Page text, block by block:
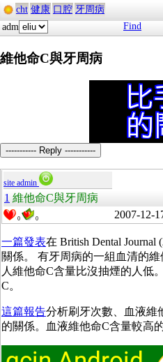
cht 健康 口腔 牙周病
adm
Find
維他命C與牙周病
----------- Reply -----------
site admin
1 維他命C與牙周病
0 0 2007-12-
一篇發表在 British Dental
關係。 有牙周病的一組血清的
人維他命C含量比沒抽煙的人低
C。
這篇報告分析刷牙次數、血液維
的關係。血液維他命C含量較高的